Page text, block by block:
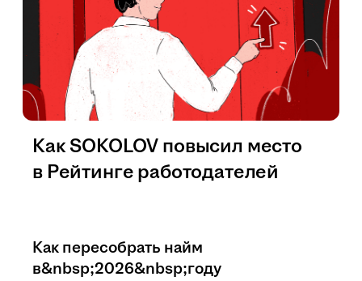
Как SOKOLOV повысил место
в Рейтинге работодателей
Как пересобрать найм
в&nbsp;2026&nbsp;году